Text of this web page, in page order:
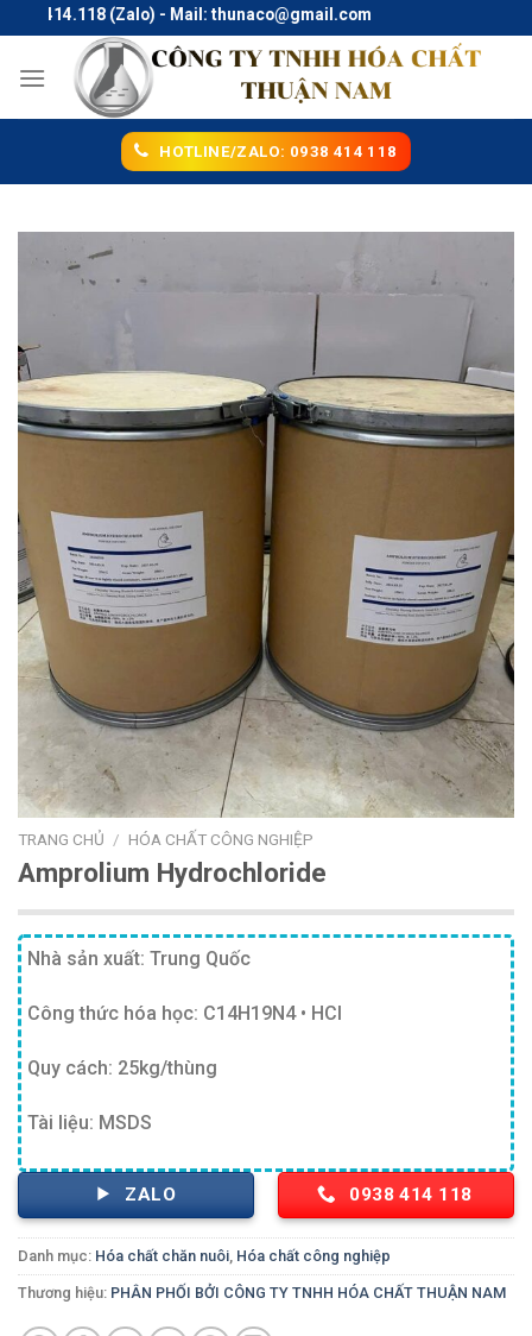
to
content
(Zalo) - Mail: thunaco@gmail.com
HOTLINE/ZALO: 0938 414 118
TRANG CHỦ / HÓA CHẤT CÔNG NGHIỆP
Amprolium Hydrochloride
Nhà sản xuất: Trung Quốc
Công thức hóa học: C14H19N4 • HCl
Quy cách: 25kg/thùng
Tài liệu: MSDS
ZALO 0938 414 118
Danh mục: Hóa chất chăn nuôi, Hóa chất công nghiệp
Thương hiệu: PHÂN PHỐI BỞI CÔNG TY TNHH HÓA CHẤT THUẬN NAM